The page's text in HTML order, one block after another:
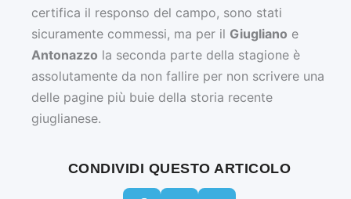
certifica il responso del campo, sono stati
sicuramente commessi, ma per il Giugliano e
Antonazzo la seconda parte della stagione è
assolutamente da non fallire per non scrivere una
delle pagine più buie della storia recente
giuglianese.
CONDIVIDI QUESTO ARTICOLO